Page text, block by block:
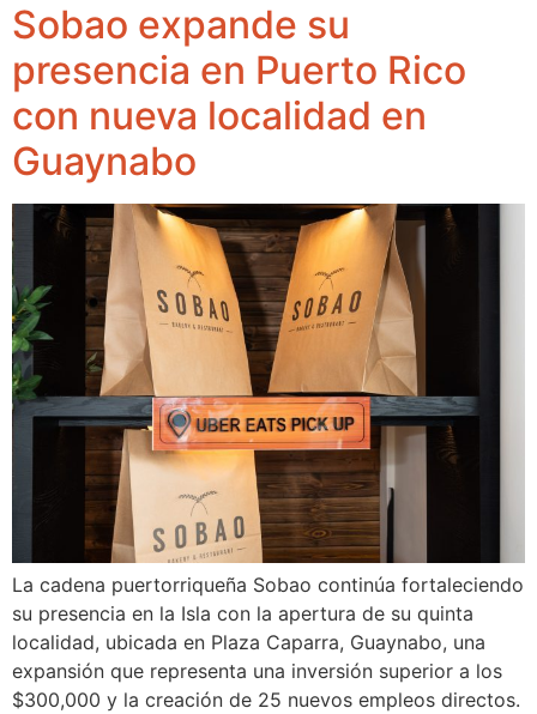
Sobao expande su
presencia en Puerto Rico
con nueva localidad en
Guaynabo
La cadena puertorriqueña Sobao continúa fortaleciendo
su presencia en la Isla con la apertura de su quinta
localidad, ubicada en Plaza Caparra, Guaynabo, una
expansión que representa una inversión superior a los
$300,000 y la creación de 25 nuevos empleos directos.